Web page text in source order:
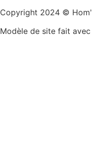
Copyright 2024 ©
Modèle de site fait avec